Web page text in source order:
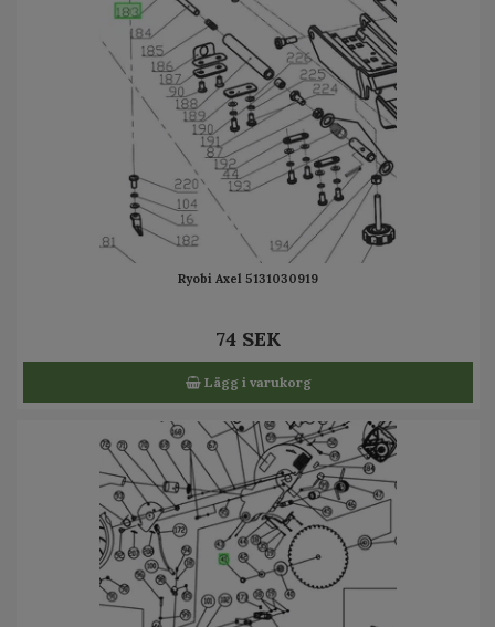
Ryobi Axel 5131030919
74 SEK
Lägg i varukorg